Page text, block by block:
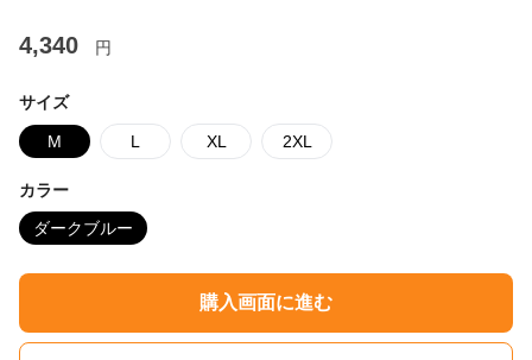
4,340 円
サイズ
M L XL 2XL
カラー
ダークブルー
購入画面に進む